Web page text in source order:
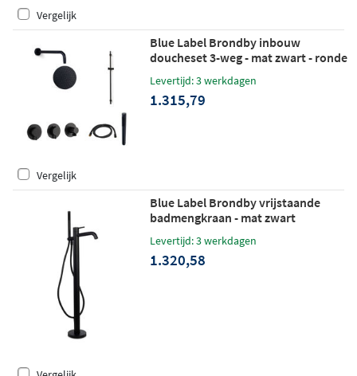
Vergelijk
Blue Label Brondby inbouw
doucheset 3-weg - mat zwart - ronde
wandhouder
Levertijd: 3 werkdagen
1.315,79
Vergelijk
Blue Label Brondby vrijstaande
badmengkraan - mat zwart
Levertijd: 3 werkdagen
1.320,58